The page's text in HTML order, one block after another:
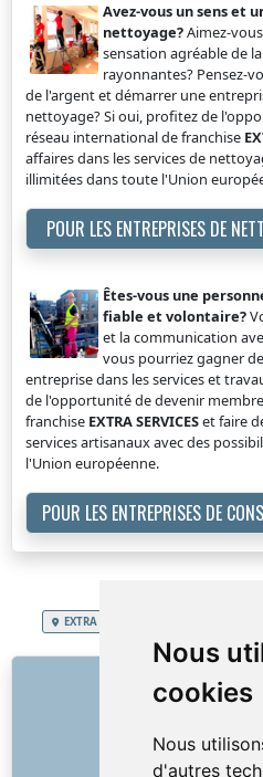
Nous
cookies
Nous
d'autres
Avez-vous un sens et
nettoyage?Aimez-
sensation agréable de
rayonnantes? Pensez-
de l'argent et démarrer une
nettoyage? Si oui, profitez de
réseau international de franchise
affaires dans les services de
illimitées dans toute l'Union
POUR LES ENTREPRISES DE
Êtes-vous une
fiable et volontaire?
et la communication
vous pourriez gagner
entreprise dans les services et
de l'opportunité de devenir
franchise EXTRA SERVICESet faire
services artisanaux avec des
l'Union européenne.
POUR LES ENTREPRISES DE
EXTRA SERVICES
LIENS
Comment tout